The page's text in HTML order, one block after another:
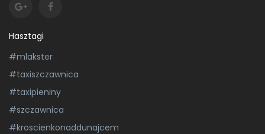
Hasztagi
#mlakster
#taxiszczawnica
#taxipieniny
#szczawnica
#kroscienkonaddunajcem